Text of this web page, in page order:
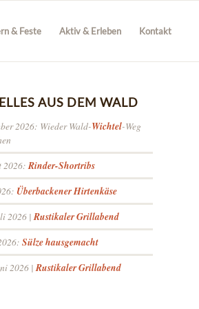
& Feste Aktiv & Erleben Kontakt
AUS DEM WALD
2026: Wieder Wald-Wichtel-Weg
2026:Rinder-Shortribs
Überbackener Hirtenkäse
2026 |Rustikaler Grillabend
Sülze hausgemacht
2026 |Rustikaler Grillabend